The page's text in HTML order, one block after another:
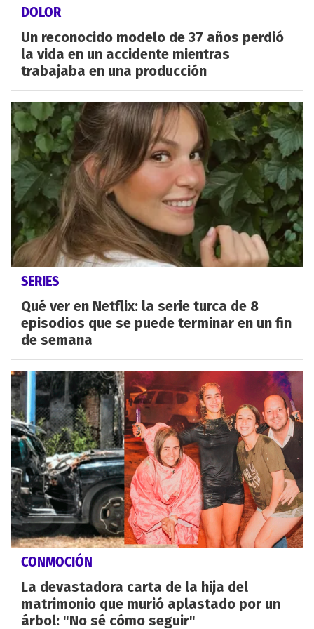
DOLOR
Un reconocido modelo de 37 años perdió
la vida en un accidente mientras
trabajaba en una producción
SERIES
Qué ver en Netflix: la serie turca de 8
episodios que se puede terminar en un fin
de semana
CONMOCIÓN
La devastadora carta de la hija del
matrimonio que murió aplastado por un
árbol: "No sé cómo seguir"